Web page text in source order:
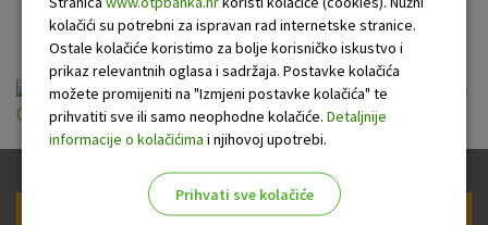
2019.
Godišnji konsolidirani financijski izvještaji Grupe
OTP banka dd 2019.pdf
kolačići su potrebni za ispravan rad internetske stranice.
Ostale kolačiće koristimo za bolje korisničko iskustvo i
prikaz relevantnih oglasa i sadržaja. Postavke kolačića
možete promijeniti na "Izmjeni postavke kolačića" te
prihvatiti sve ili samo neophodne kolačiće. Detaljnije
informacije o kolačićima i njihovoj upotrebi.
Prihvati sve kolačiće